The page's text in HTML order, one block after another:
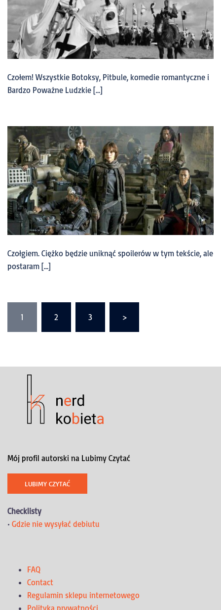
Czołem! Wszystkie Botoksy, Pitbule, komedie romantyczne i
Bardzo Poważne Ludzkie […]
Czołgiem. Ciężko będzie uniknąć spoilerów w tym tekście, ale
postaram […]
1 2 3 >
Mój profil autorski na Lubimy Czytać
LUBIMY CZYTAĆ
Checklisty
• Gdzie nie wysyłać debiutu
FAQ
Contact
Regulamin sklepu internetowego
Polityka prywatności